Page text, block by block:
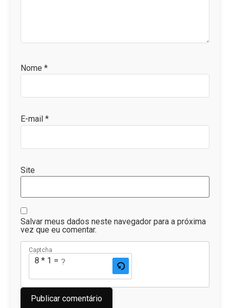
Nome *
E-mail *
Site
Salvar meus dados neste navegador para a próxima
vez que eu comentar.
Captcha
8 * 1 = ?